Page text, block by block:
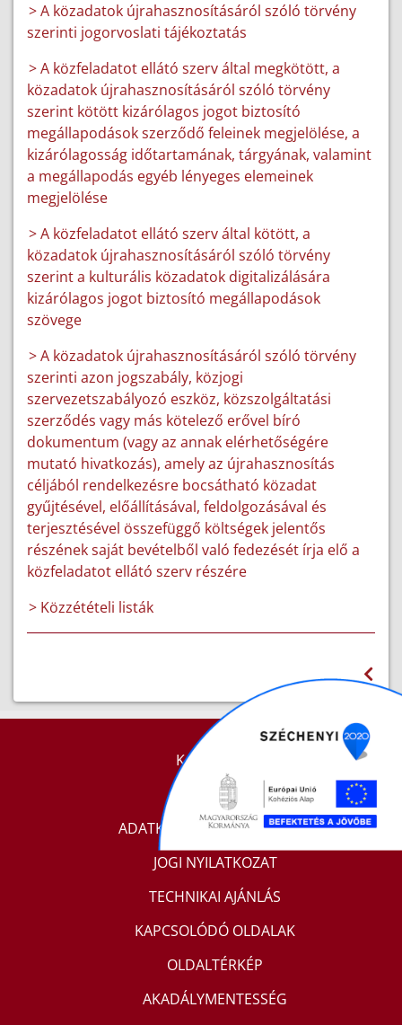
> A közadatok újrahasznosításáról szóló törvény
szerinti jogorvoslati tájékoztatás
> A közfeladatot ellátó szerv által megkötött, a
közadatok újrahasznosításáról szóló törvény
szerint kötött kizárólagos jogot biztosító
megállapodások szerződő feleinek megjelölése, a
kizárólagosság időtartamának, tárgyának, valamint
a megállapodás egyéb lényeges elemeinek
megjelölése
> A közfeladatot ellátó szerv által kötött, a
közadatok újrahasznosításáról szóló törvény
szerint a kulturális közadatok digitalizálására
kizárólagos jogot biztosító megállapodások
szövege
> A közadatok újrahasznosításáról szóló törvény
szerinti azon jogszabály, közjogi
szervezetszabályozó eszköz, közszolgáltatási
szerződés vagy más kötelező erővel bíró
dokumentum (vagy az annak elérhetőségére
mutató hivatkozás), amely az újrahasznosítás
céljából rendelkezésre bocsátható közadat
gyűjtésével, előállításával, feldolgozásával és
terjesztésével összefüggő költségek jelentős
részének saját bevételből való fedezését írja elő a
közfeladatot ellátó szerv részére
> Közzétételi listák
KAPCSOLAT
IMPRESSZUM
ADATKEZELÉSI TÁJÉKOZTATÓ
JOGI NYILATKOZAT
TECHNIKAI AJÁNLÁS
KAPCSOLÓDÓ OLDALAK
OLDALTÉRKÉP
AKADÁLYMENTESSÉG